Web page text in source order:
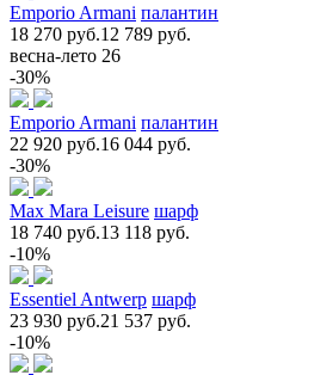
Emporio Armani палантин
18 270 руб.12 789 руб.
весна-лето 26
-30%
Emporio Armani палантин
22 920 руб.16 044 руб.
-30%
Max Mara Leisure шарф
18 740 руб.13 118 руб.
-10%
Essentiel Antwerp шарф
23 930 руб.21 537 руб.
-10%